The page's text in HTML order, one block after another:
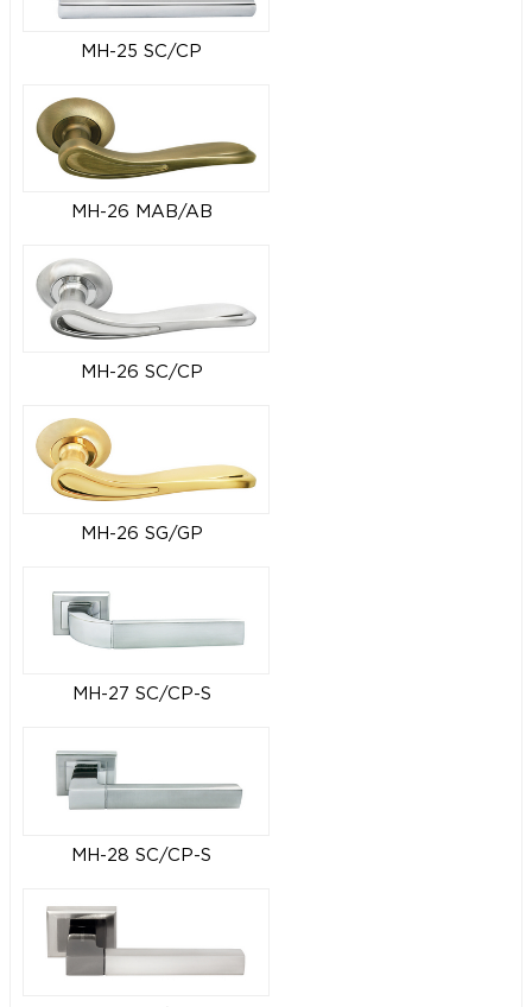
MH-25 SC/CP
MH-26 MAB/AB
MH-26 SC/CP
MH-26 SG/GP
MH-27 SC/CP-S
MH-28 SC/CP-S